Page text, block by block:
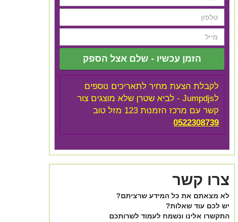
הזמן עכשיו - שלם אצל הספק
לקבלת הצעת מחיר לתאריכים נוספים
לJumpdjs - לביא שטרן שלא מוצגים צור
קשר עם מרכז הזמנות 123 מזל טוב
0522308739
צרו קשר
לא מצאתם את כל המידע שרציתם?
יש לכם עוד שאלות?
התקשרו אלינו ונשמח לעמוד לשרותכם